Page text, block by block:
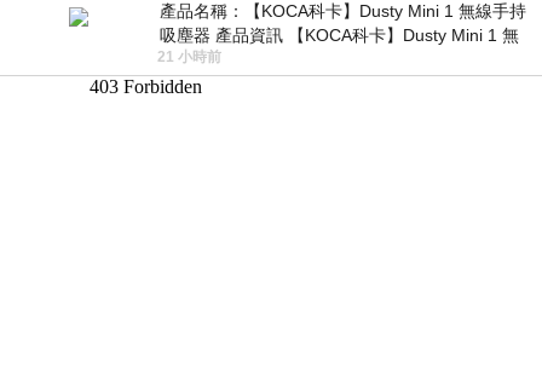
產品名稱：【KOCA科卡】Dusty Mini 1 無線手持
吸塵器 產品資訊 【KOCA科卡】Dusty Mini 1 無
線手持吸塵器評語： 能吸、能吹兼具兩
21 小時前